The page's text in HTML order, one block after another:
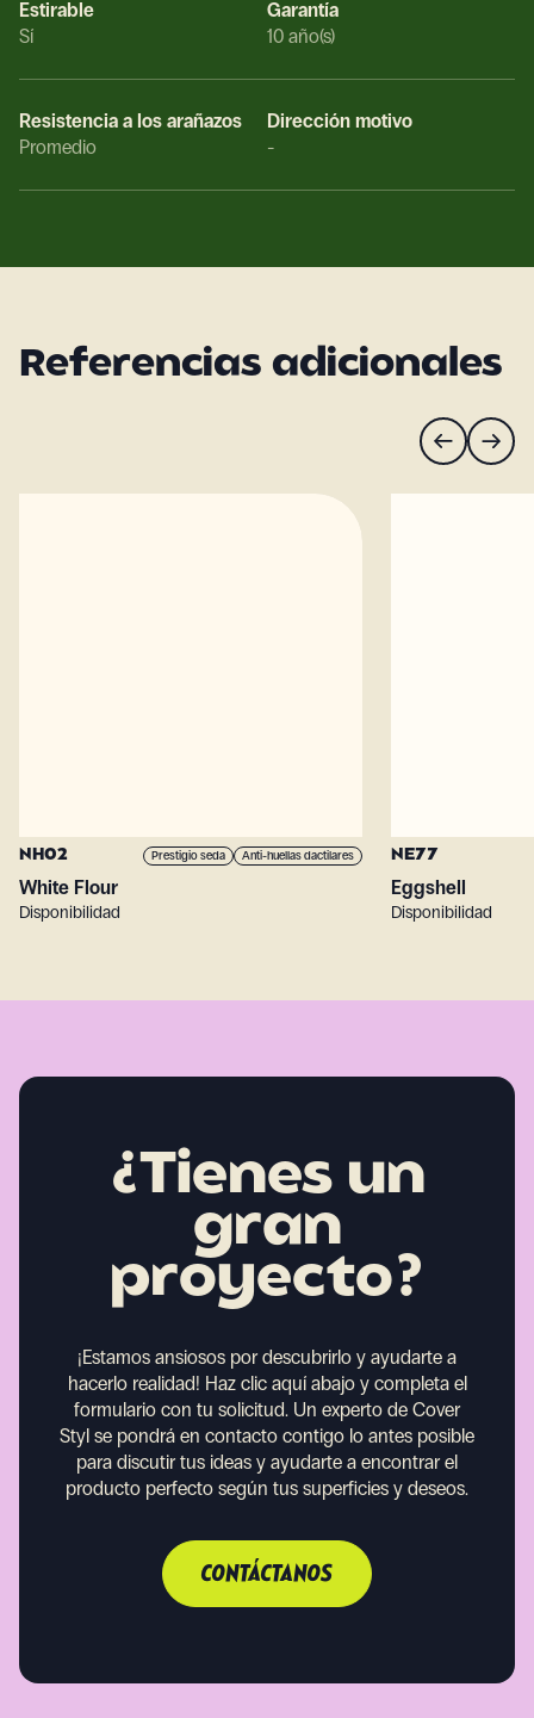
Estirable
Sí
Garantía
10 año(s)
Resistencia a los arañazos
Promedio
Dirección motivo
-
Referencias adicionales
NH02 Prestigio seda Anti-huellas dactilares
White Flour
Disponibilidad
NE77
Eggshell
Disponibilidad
¿Tienes un
gran
proyecto?
¡Estamos ansiosos por descubrirlo y ayudarte a
hacerlo realidad! Haz clic aquí abajo y completa el
formulario con tu solicitud. Un experto de Cover
Styl se pondrá en contacto contigo lo antes posible
para discutir tus ideas y ayudarte a encontrar el
producto perfecto según tus superficies y deseos.
CONTÁCTANOS